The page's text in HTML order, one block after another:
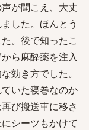
が聞こえ、大丈
した。ほんとう
。後で知ったこ
ら麻酔薬を注入
効き方でした。
いた寝巻なのか
び搬送車に移さ
シーツもかけて